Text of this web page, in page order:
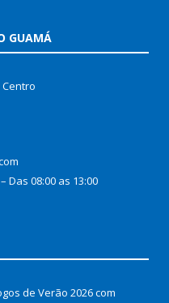
GUAMÁ
Centro
Das 08:00 as 13:00
de Verão 2026 com